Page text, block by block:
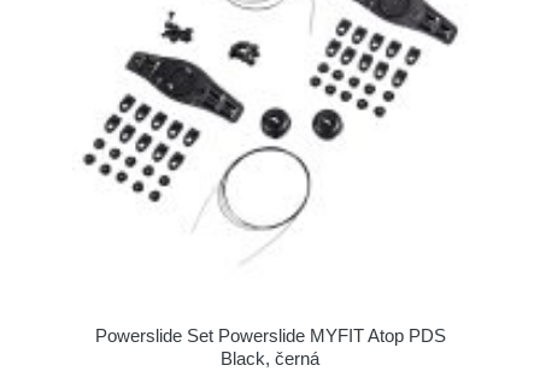
Powerslide Set Powerslide MYFIT Atop PDS
Black, černá